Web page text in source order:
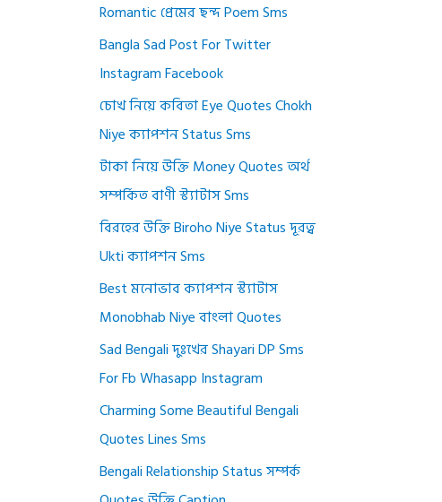
Romantic প্রেমের ছন্দ Poem Sms
Bangla Sad Post For Twitter
Instagram Facebook
চোখ নিয়ে কবিতা Eye Quotes Chokh
Niye ক্যাপশন Status Sms
টাকা নিয়ে উক্তি Money Quotes অর্থ
সম্পর্কিত বাণী স্ট্যাটাস Sms
বিরহের উক্তি Biroho Niye Status দূরত্ব
Ukti ক্যাপশন Sms
Best মনোভাব ক্যাপশন স্ট্যাটাস
Monobhab Niye বাংলা Quotes
Sad Bengali দুঃখের Shayari DP Sms
For Fb Whasapp Instagram
Charming Some Beautiful Bengali
Quotes Lines Sms
Bengali Relationship Status সম্পর্ক